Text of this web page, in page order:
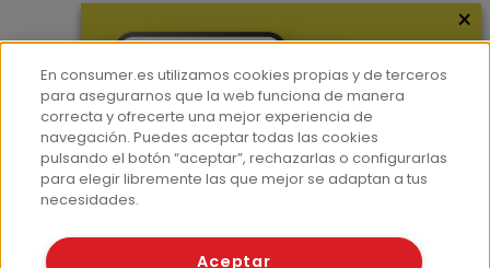
Hemeroteca
Contacto
Prensa
Corpus Lingüístico Consumer
© Fundación EROSKI
×
En consumer.es utilizamos cookies propias y de terceros
para asegurarnos que la web funciona de manera
correcta y ofrecerte una mejor experiencia de
navegación. Puedes aceptar todas las cookies
pulsando el botón “aceptar”, rechazarlas o configurarlas
para elegir libremente las que mejor se adaptan a tus
necesidades.
Aceptar